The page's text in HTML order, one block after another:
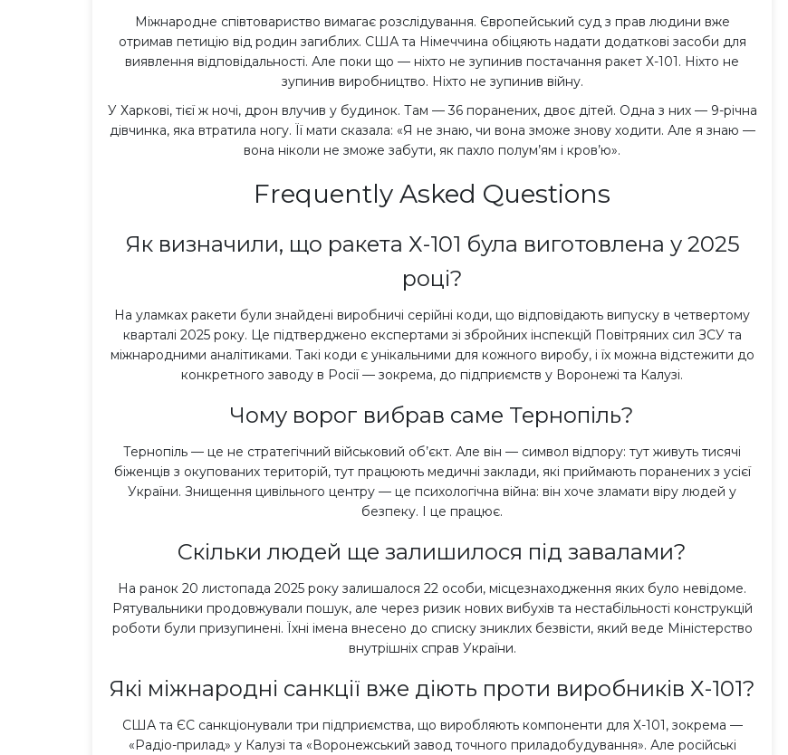
Міжнародне співтовариство вимагає розслідування. Європейський суд з прав людини вже
отримав петицію від родин загиблих. США та Німеччина обіцяють надати додаткові засоби для
виявлення відповідальності. Але поки що — ніхто не зупинив постачання ракет Х-101. Ніхто не
зупинив виробництво. Ніхто не зупинив війну.
У Харкові, тієї ж ночі, дрон влучив у будинок. Там — 36 поранених, двоє дітей. Одна з них — 9-річна
дівчинка, яка втратила ногу. Її мати сказала: «Я не знаю, чи вона зможе знову ходити. Але я знаю —
вона ніколи не зможе забути, як пахло полум’ям і кров’ю».
Frequently Asked Questions
Як визначили, що ракета Х-101 була виготовлена у 2025
році?
На уламках ракети були знайдені виробничі серійні коди, що відповідають випуску в четвертому
кварталі 2025 року. Це підтверджено експертами зі збройних інспекцій Повітряних сил ЗСУ та
міжнародними аналітиками. Такі коди є унікальними для кожного виробу, і їх можна відстежити до
конкретного заводу в Росії — зокрема, до підприємств у Воронежі та Калузі.
Чому ворог вибрав саме Тернопіль?
Тернопіль — це не стратегічний військовий об’єкт. Але він — символ відпору: тут живуть тисячі
біженців з окупованих територій, тут працюють медичні заклади, які приймають поранених з усієї
України. Знищення цивільного центру — це психологічна війна: він хоче зламати віру людей у
безпеку. І це працює.
Скільки людей ще залишилося під завалами?
На ранок 20 листопада 2025 року залишалося 22 особи, місцезнаходження яких було невідоме.
Рятувальники продовжували пошук, але через ризик нових вибухів та нестабільності конструкцій
роботи були призупинені. Їхні імена внесено до списку зниклих безвісти, який веде Міністерство
внутрішніх справ України.
Які міжнародні санкції вже діють проти виробників Х-101?
США та ЄС санкціонували три підприємства, що виробляють компоненти для Х-101, зокрема —
«Радіо-прилад» у Калузі та «Воронежський завод точного приладобудування». Але російські